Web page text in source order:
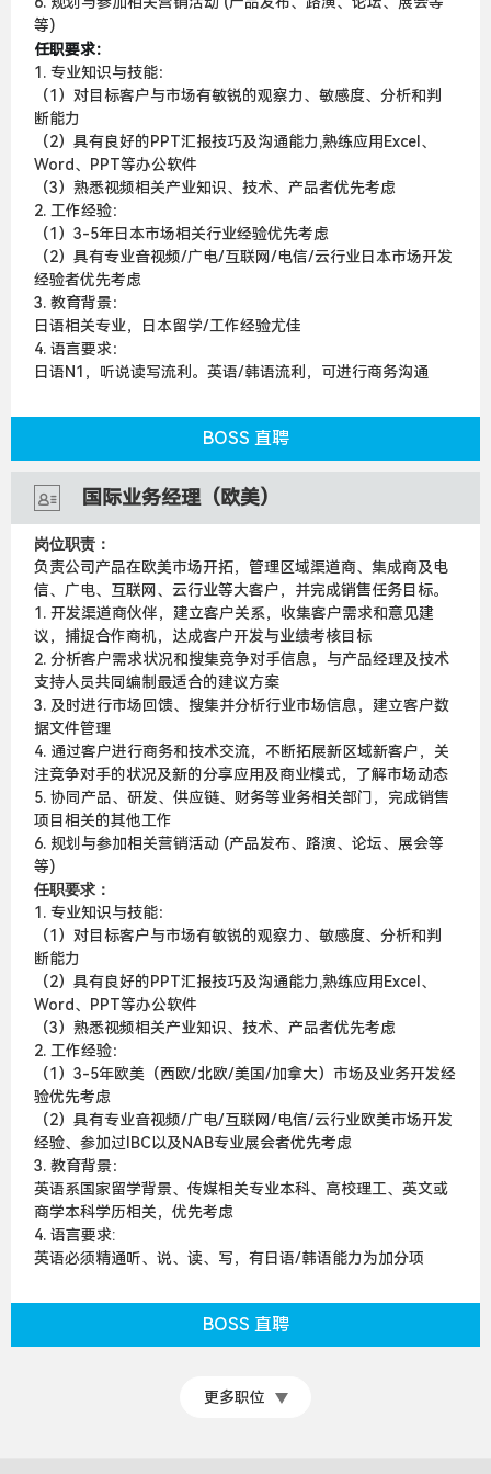
等)
任职要求：
1. 专业知识与技能：
（1）对目标客户与市场有敏锐的观察力、敏感度、分析和判
断能力
（2）具有良好的PPT汇报技巧及沟通能力,熟练应用Excel、
Word、PPT等办公软件
（3）熟悉视频相关产业知识、技术、产品者优先考虑
2. 工作经验：
（1）3-5年日本市场相关行业经验优先考虑
（2）具有专业音视频/广电/互联网/电信/云行业日本市场开发
经验者优先考虑
3. 教育背景：
日语相关专业，日本留学/工作经验尤佳
4. 语言要求：
日语N1，听说读写流利。英语/韩语流利，可进行商务沟通
BOSS 直聘
国际业务经理（欧美）
岗位职责：
负责公司产品在欧美市场开拓，管理区域渠道商、集成商及电
信、广电、互联网、云行业等大客户，并完成销售任务目标。
1. 开发渠道商伙伴，建立客户关系，收集客户需求和意见建
议，捕捉合作商机，达成客户开发与业绩考核目标
2. 分析客户需求状况和搜集竞争对手信息，与产品经理及技术
支持人员共同编制最适合的建议方案
3. 及时进行市场回馈、搜集并分析行业市场信息，建立客户数
据文件管理
4. 通过客户进行商务和技术交流，不断拓展新区域新客户，关
注竞争对手的状况及新的分享应用及商业模式，了解市场动态
5. 协同产品、研发、供应链、财务等业务相关部门，完成销售
项目相关的其他工作
6. 规划与参加相关营销活动 (产品发布、路演、论坛、展会等
等)
任职要求：
1. 专业知识与技能：
（1）对目标客户与市场有敏锐的观察力、敏感度、分析和判
断能力
（2）具有良好的PPT汇报技巧及沟通能力,熟练应用Excel、
Word、PPT等办公软件
（3）熟悉视频相关产业知识、技术、产品者优先考虑
2. 工作经验：
（1）3-5年欧美（西欧/北欧/美国/加拿大）市场及业务开发经
验优先考虑
（2）具有专业音视频/广电/互联网/电信/云行业欧美市场开发
经验、参加过IBC以及NAB专业展会者优先考虑
3. 教育背景：
英语系国家留学背景、传媒相关专业本科、高校理工、英文或
商学本科学历相关，优先考虑
4. 语言要求:
英语必须精通听、说、读、写，有日语/韩语能力为加分项
BOSS 直聘
更多职位